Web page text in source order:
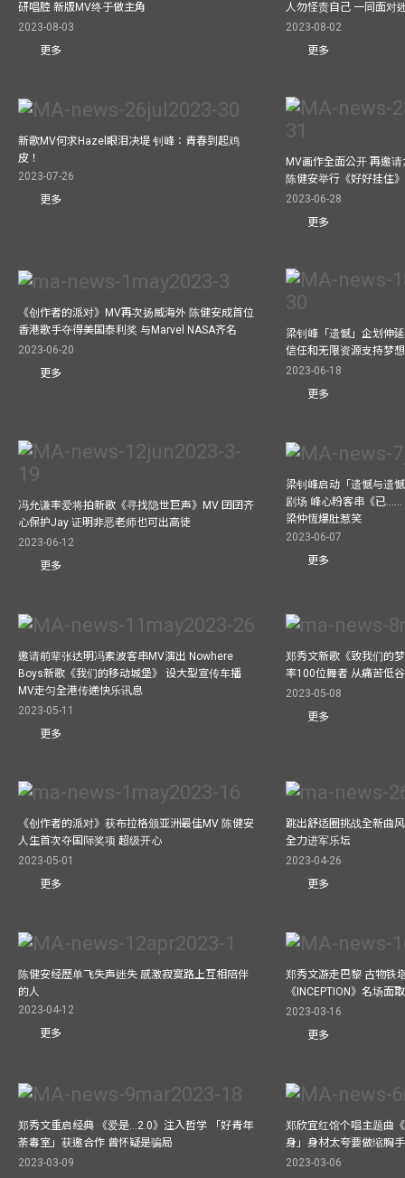
研唱腔 新版MV终于做主角
2023-08-03
更多
人勿怪责自己 一同面对
2023-08-02
更多
新歌MV何求Hazel眼泪决堤 钊峰：青春到起鸡
皮！
2023-07-26
更多
MV画作全面公开 再邀
陈健安举行《好好挂住
2023-06-28
更多
《创作者的派对》MV再次扬威海外 陈健安成首位
香港歌手夺得美国泰利奖 与Marvel NASA齐名
2023-06-20
更多
梁钊峰「遗憾」企划伸
信任和无限资源支持梦
2023-06-18
更多
冯允谦率爱将拍新歌《寻找隐世巨声》MV 囝囝齐
心保护Jay 证明非恶老师也可出高徒
2023-06-12
更多
梁钊峰启动「遗憾与遗
剧场 峰心粉客串《已
梁仲恆爆肚惹笑
2023-06-07
更多
邀请前辈张达明冯素波客串MV演出 Nowhere
Boys新歌《我们的移动城堡》 设大型宣传车播
MV走匀全港传递快乐讯息
2023-05-11
更多
郑秀文新歌《致我们的
率100位舞者 从痛苦低
2023-05-08
更多
《创作者的派对》获布拉格颁亚洲最佳MV 陈健安
人生首次夺国际奖项 超级开心
2023-05-01
更多
跳出舒适圈挑战全新曲
全力进军乐坛
2023-04-26
更多
陈健安经歷单飞失声迷失 感激寂寞路上互相陪伴
的人
2023-04-12
更多
郑秀文游走巴黎 古物铁
《INCEPTION》名场面
2023-03-16
更多
郑秀文重启经典 《爱是...2.0》注入哲学 「好青年
荼毒室」获邀合作 曾怀疑是骗局
2023-03-09
郑欣宜红馆个唱主题曲
身」身材太夸要做缩胸
2023-03-06